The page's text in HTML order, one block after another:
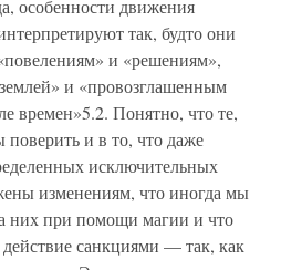
особенности движения
так, будто они
и «решениям»,
и «провозглашенным
времен»5.2. Понятно, что те,
поверить и в то, что даже
исключительных
изменениям, что иногда мы
них при помощи магии и что
санкциями — так, как